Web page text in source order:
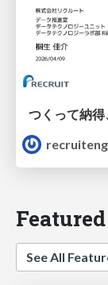
Featured
See All